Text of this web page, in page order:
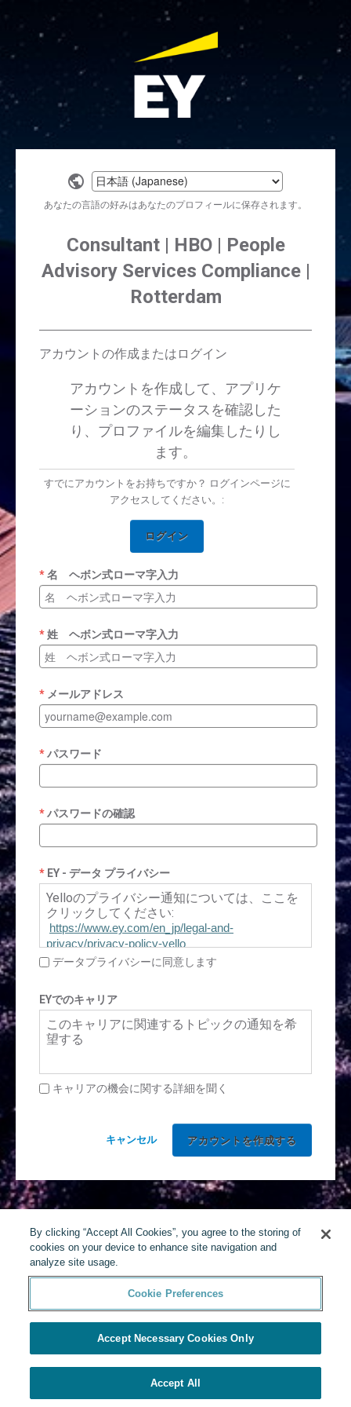
Select
a
language
あなたの言語の好みはあなたのプロフィールに保存されます。
Consultant | HBO | People
Advisory Services Compliance |
Rotterdam
アカウントの作成またはログイン
アカウントを作成して、アプリケ
ーションのステータスを確認した
り、プロファイルを編集したりし
ます。
すでにアカウントをお持ちですか？ ログインページに
アクセスしてください。:
ログイン
名 ヘボン式ローマ字入力
姓 ヘボン式ローマ字入力
メールアドレス
パスワード
パスワードの確認
EY - データ プライバシー
Yelloのプライバシー通知については、ここを
クリックしてください:
https://www.ey.com/en_jp/legal-and-
privacy/privacy-policy-yello
データプライバシーに同意します
EYでのキャリア
このキャリアに関連するトピックの通知を希
望する
キャリアの機会に関する詳細を聞く
キャンセル
By clicking “Accept All Cookies”, you agree to the storing of
cookies on your device to enhance site navigation and
analyze site usage.
Cookie Preferences
Accept Necessary Cookies Only
Accept All